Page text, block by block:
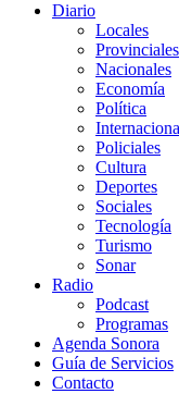
Diario
Locales
Provinciales
Nacionales
Economía
Política
Policiales
Cultura
Deportes
Sociales
Tecnología
Turismo
Sonar
Radio
Podcast
Programas
Agenda Sonora
Guía de Servicios
Contacto